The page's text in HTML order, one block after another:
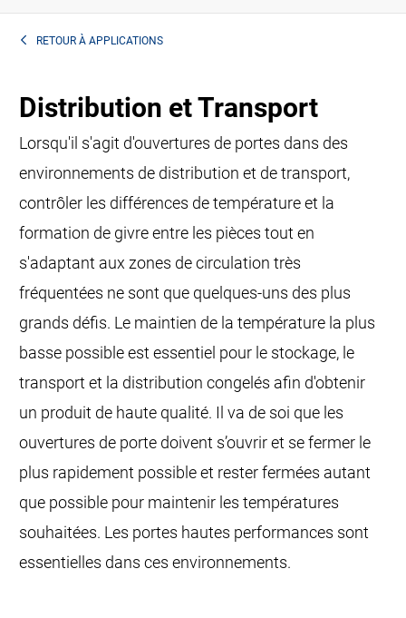
RETOUR ÀAPPLICATIONS
Distribution et Transport
Lorsqu'il s'agit d'ouvertures de portes dans des
environnements de distribution et de transport,
contrôler les différences de température et la
formation de givre entre les pièces tout en
s'adaptant aux zones de circulation très
fréquentées ne sont que quelques-uns des plus
grands défis. Le maintien de la température la plus
basse possible est essentiel pour le stockage, le
transport et la distribution congelés afin d'obtenir
un produit de haute qualité. Il va de soi que les
ouvertures de porte doivent s’ouvrir et se fermer le
plus rapidement possible et rester fermées autant
que possible pour maintenir les températures
souhaitées. Les portes hautes performances sont
essentielles dans ces environnements.